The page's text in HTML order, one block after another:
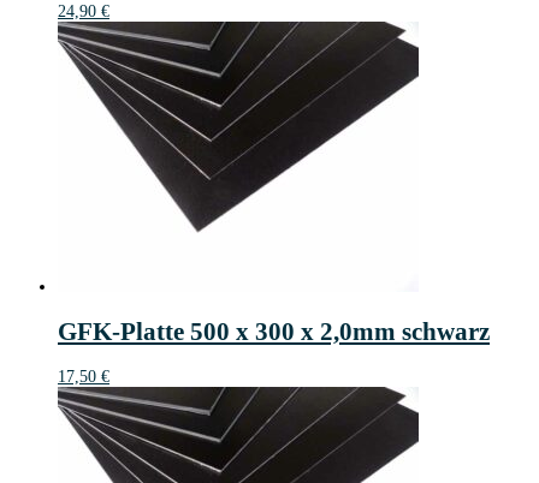
24,90 €
GFK-Platte 500 x 300 x 2,0mm schwarz
17,50 €